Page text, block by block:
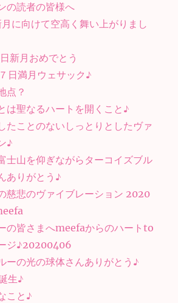
の読者の皆様へ
に向けて空高く舞い上がりまし
新月おめでとう
日満月ウェサック♪
点？
聖なるハートを開くこと♪
たことのないしっとりとしたヴァ
♪
士山を仰ぎながらターコイズブル
ありがとう♪
慈悲のヴァイブレーション 2020
の皆さまへmeefaからのハートto
ジ♪20200406
ーの光の球体さんありがとう♪
生♪
こと♪